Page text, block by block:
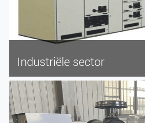
Industriële sector